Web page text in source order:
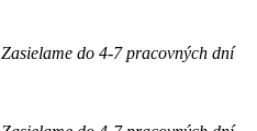
Zasielame do 4-7 pracovných dní